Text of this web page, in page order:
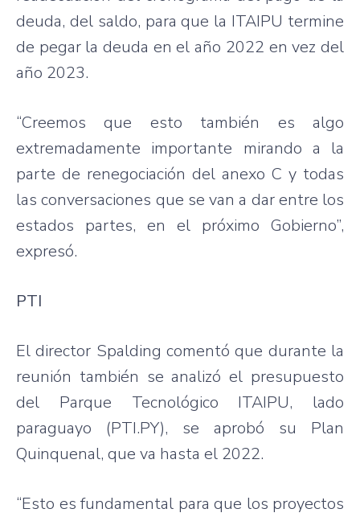
deuda, del saldo, para que la ITAIPU termine
de pegar la deuda en el año 2022 en vez del
año 2023.
“Creemos que esto también es algo
extremadamente importante mirando a la
parte de renegociación del anexo C y todas
las conversaciones que se van a dar entre los
estados partes, en el próximo Gobierno”,
expresó.
PTI
El director Spalding comentó que durante la
reunión también se analizó el presupuesto
del Parque Tecnológico ITAIPU, lado
paraguayo (PTI.PY), se aprobó su Plan
Quinquenal, que va hasta el 2022.
“Esto es fundamental para que los proyectos